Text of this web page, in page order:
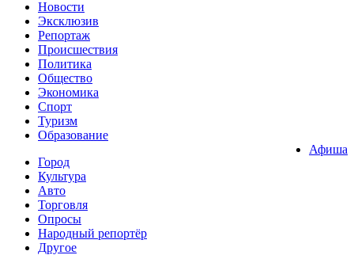
Новости
Эксклюзив
Репортаж
Происшествия
Политика
Общество
Экономика
Спорт
Туризм
Образование
Афиша
Город
Культура
Авто
Торговля
Опросы
Народный репортёр
Другое